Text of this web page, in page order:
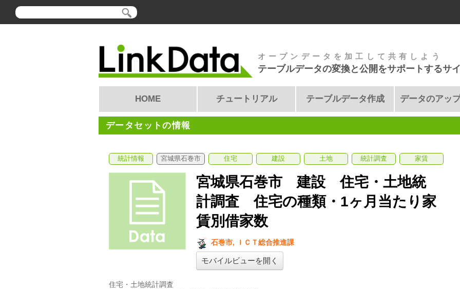
オープンデータを加工して共有しよう
テーブルデータの変換と公開をサポートするサ
HOME チュートリアル テーブルデータ作成 データのアッ
データセットの情報
統計情報 宮城県石巻市 住宅 建設 土地 統計調査 家賃
宮城県石巻市 建設 住宅・土地統
計調査 住宅の種類・1ヶ月当たり家
賃別借家数
石巻市, ＩＣＴ総合推進課
モバイルビューを開く
住宅・土地統計調査